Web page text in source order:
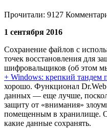
Прочитали: 9127
1 сентября 2016
Сохранение файлов с
точек восстановления для
шифровальщиков (об этом
+ Windows: крепкий тандем
хорошо. Функционал Dr.Web
данных — еще лучше,
защиту от «внимания»
помещенным в хранилище.
какие данные сохранять.